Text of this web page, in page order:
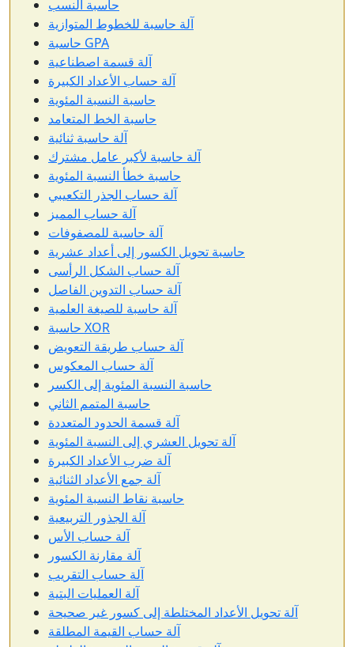
حاسبة النسب
آلة حاسبة للخطوط المتوازية
حاسبة GPA
آلة قسمة اصطناعية
آلة حساب الأعداد الكبيرة
حاسبة النسبة المئوية
حاسبة الخط المتعامد
آلة حاسبة ثنائية
آلة حاسبة لأكبر عامل مشترك
حاسبة خطأ النسبة المئوية
آلة حساب الجذر التكعيبي
آلة حساب المميز
آلة حاسبة للمصفوفات
حاسبة تحويل الكسور إلى أعداد عشرية
آلة حساب الشكل الرأسى
آلة حساب التدوين الفاصل
آلة حاسبة للصيغة العلمية
حاسبة XOR
آلة حساب طريقة التعويض
آلة حساب المعكوس
حاسبة النسبة المئوية إلى الكسر
حاسبة المتمم الثاني
آلة قسمة الحدود المتعددة
آلة تحويل العشري إلى النسبة المئوية
آلة ضرب الأعداد الكبيرة
آلة جمع الأعداد الثنائية
حاسبة نقاط النسبة المئوية
آلة الجذور التربيعية
آلة حساب الأس
آلة مقارنة الكسور
آلة حساب التقريب
آلة العمليات البتية
آلة تحويل الأعداد المختلطة إلى كسور غير صحيحة
آلة حساب القيمة المطلقة